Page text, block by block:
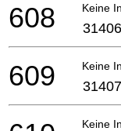
Keine
608
Keine
609
Keine